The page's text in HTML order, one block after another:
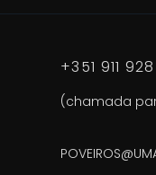
+351 911
(chamada